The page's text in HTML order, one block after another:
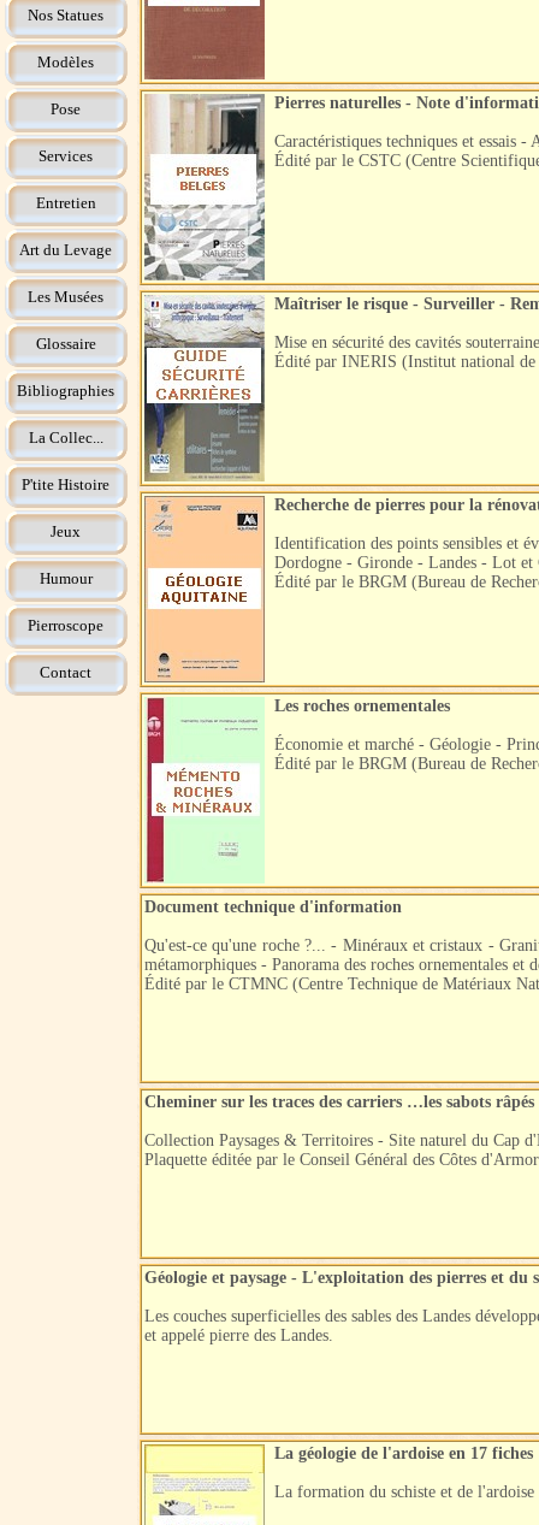
Nos Statues
Modèles
Pose
Services
Entretien
Art du Levage
Les Musées
Glossaire
Bibliographies
La Collec...
P'tite Histoire
Jeux
Humour
Pierroscope
Contact
Pierres naturelles - Note
Caractéristiques techniques et essais
Édité par le CSTC (Centre
Maîtriser le risque - Surveiller -
Mise en sécurité des cavités
Édité par INERIS (Institut national
Recherche de pierres pour la
Identification des points sensibles et
Dordogne - Gironde - Landes - Lot et
Édité par le BRGM (Bureau de
Les roches ornementales
Économie et marché - Géologie -
Édité par le BRGM (Bureau de
Document technique d'information
Qu'est-ce qu'une roche ?... - Minéraux et cristaux -
métamorphiques - Panorama des roches ornementales et
Édité par le CTMNC (Centre Technique de Matériaux
Cheminer sur les traces des carriers …les sabots râpés
Collection Paysages & Territoires - Site naturel du Cap
Plaquette éditée par le Conseil Général des Côtes d'Armor
Géologie et paysage - L'exploitation des pierres et du
Les couches superficielles des sables des Landes
et appelé pierre des Landes.
La géologie de l'ardoise en 17 fiches
La formation du schiste et de